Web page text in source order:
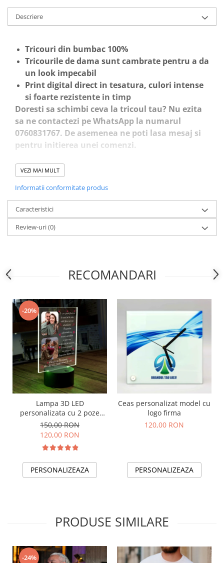
Descriere
Tricouri din bumbac 100%
Tricourile de dama sunt cambrate pentru a da
un look impecabil
Print digital direct in tesatura, culori intense
si foarte rezistente in timp
Doresti sa schimbi ceva la tricoul tau? Nu ezita
sa ne contactezi pe WhatsApp la numarul
0760831767. De asemenea ne poti lasa mesaj si
pentru initierea unei comenzi.
Analizati ghidul de marimi pentru a va asigura
ca alegeti marimea perfecta!
VEZI MAI MULT
Informatii conformitate produs
Caracteristici
Review-uri(0)
RECOMANDARI
-20%
Lampa 3D LED
personalizata cu 2 poze
nume,data si text Te-am
gasit fara sa te caut..
150,00 RON
120,00 RON
PERSONALIZEAZA
Ceas personalizat model cu
logo firma
120,00 RON
PERSONALIZEAZA
PRODUSE SIMILARE
-24%